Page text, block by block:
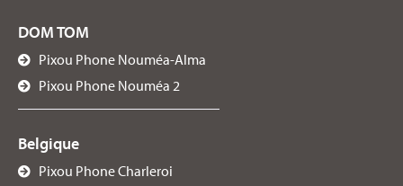
DOM TOM
Pixou Phone Nouméa-Alma
Pixou Phone Nouméa 2
Belgique
Pixou Phone Charleroi